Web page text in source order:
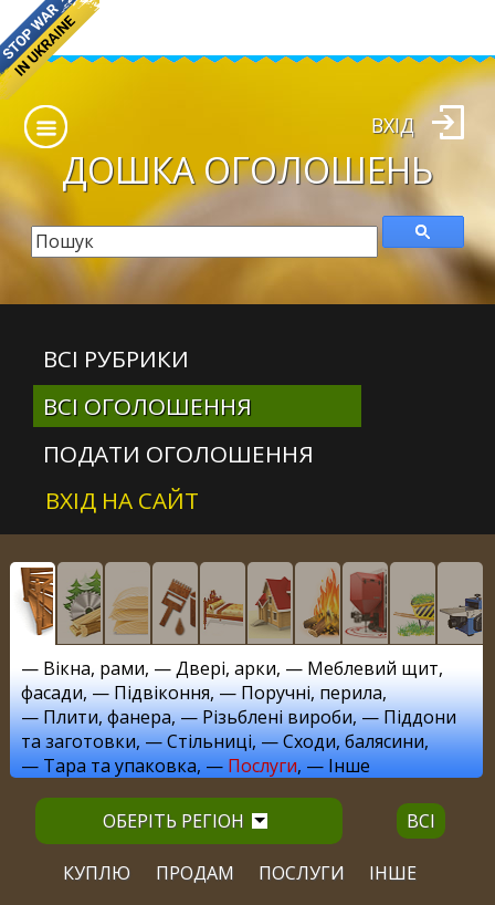
ДОШКАОГОЛОШЕНЬ
ВХІД
ВСІ РУБРИКИ
ВСІ ОГОЛОШЕННЯ
ПОДАТИ ОГОЛОШЕННЯ
ВХІД НА САЙТ
— Вікна, рами, —Двері, арки, — Меблевий щит,
фасади, —Підвіконня, —Поручні, перила,
—Плити, фанера, —Різьблені вироби, —Піддони
та заготовки, —Стільниці, —Сходи, балясини,
—Тара та упаковка, —Послуги, —Інше
ОБЕРІТЬ РЕГІОН ВСІ
КУПЛЮ ПРОДАМ ПОСЛУГИ ІНШЕ